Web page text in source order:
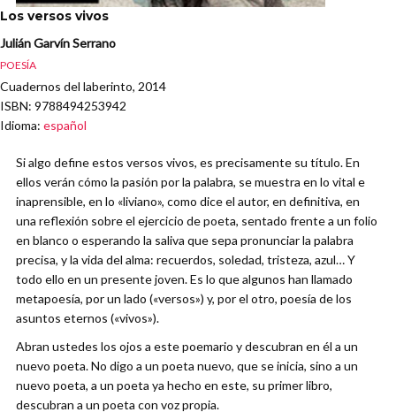
Los versos vivos
Julián Garvín Serrano
POESÍA
Cuadernos del laberinto, 2014
ISBN: 9788494253942
Idioma: español
Si algo define estos versos vivos, es precisamente su título. En
ellos verán cómo la pasión por la palabra, se muestra en lo vital e
inaprensible, en lo «liviano», como dice el autor, en definitiva, en
una reflexión sobre el ejercicio de poeta, sentado frente a un folio
en blanco o esperando la saliva que sepa pronunciar la palabra
precisa, y la vida del alma: recuerdos, soledad, tristeza, azul… Y
todo ello en un presente joven. Es lo que algunos han llamado
metapoesía, por un lado («versos») y, por el otro, poesía de los
asuntos eternos («vivos»).
Abran ustedes los ojos a este poemario y descubran en él a un
nuevo poeta. No digo a un poeta nuevo, que se inicia, sino a un
nuevo poeta, a un poeta ya hecho en este, su primer libro,
descubran a un poeta con voz propia.